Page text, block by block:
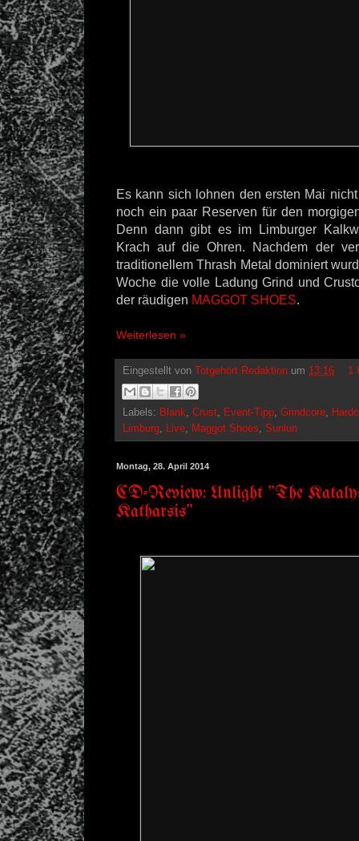
Es kann sich lohnen den ersten Mai
noch ein paar Reserven für den
Denn dann gibt es im Limburger
Krach auf die Ohren. Nachdem der
traditionellem Thrash Metal dominiert
Woche die volle Ladung Grind und
der räudigen MAGGOT SHOES.
Weiterlesen »
Eingestellt von Totgehört Redaktion um 13:16 1
Labels: Blank, Crust, Event-Tipp, Grindcore,
Limburg, Live, Maggot Shoes, Sunlun
Montag, 28. April 2014
CD-Review: Unlight "The
Katharsis"